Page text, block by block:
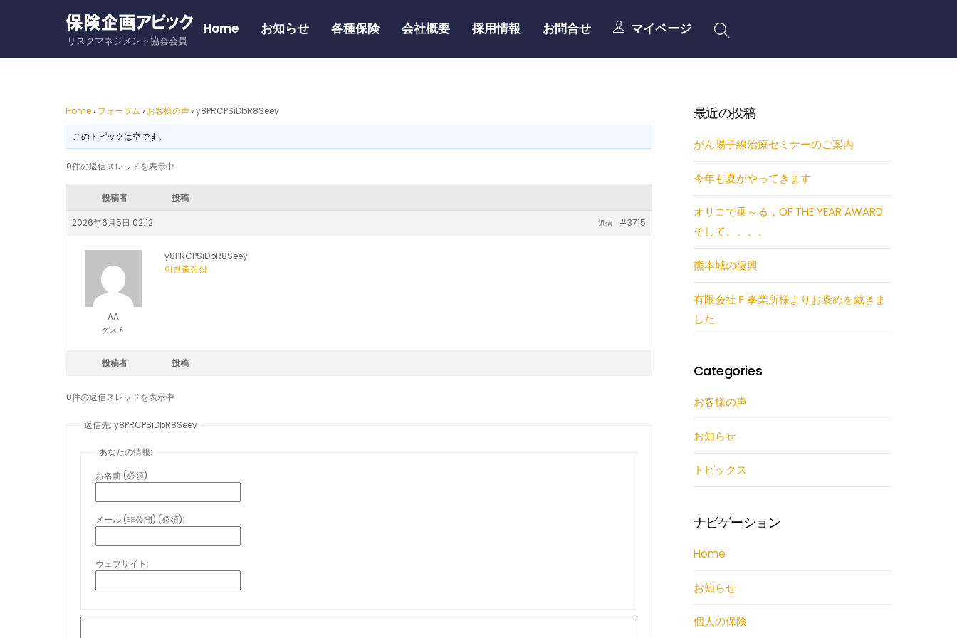
リスクマネジメント協会会員
Home お知らせ 各種保険 会社概要 採用情報 お問合せ マイページ
Home › フォーラム › お客様の声 ›y8PRCPSiDbR8Seey
このトピックは空です。
0件の返信スレッドを表示中
投稿者 投稿
2026年6月5日 02:12 #3715
返信
AA
ゲスト
y8PRCPSiDbR8Seey
이천출장샵
投稿者 投稿
0件の返信スレッドを表示中
返信先: y8PRCPSiDbR8Seey
あなたの情報:
お名前 (必須)
メール (非公開) (必須):
ウェブサイト:
最近の投稿
がん陽子線治療セミナーのご案内
今年も夏がやってきます
オリコで乗～る，OF THE YEAR AWARD
そして、、、、
熊本城の復興
有限会社Ｆ事業所様よりお褒めを戴きま
した
Categories
お客様の声
お知らせ
トピックス
ナビゲーション
Home
お知らせ
個人の保険